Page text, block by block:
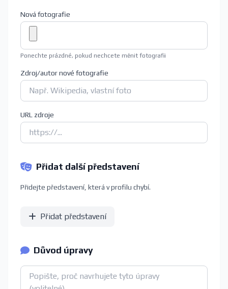
Nová fotografie
Ponechte prázdné, pokud nechcete měnit fotografii
Zdroj/autor nové fotografie
URL zdroje
Přidat další představení
Přidejte představení, která v profilu chybí.
Přidat představení
Důvod úpravy